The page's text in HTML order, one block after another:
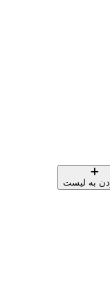
به لیست